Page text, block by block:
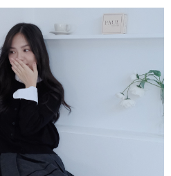
後付」後，將跳轉至「AFTEE先享後付」
後，即可完成結帳。
通知簡訊。
點擊此簡訊中的連結，可透過四大超商／
款，方視為交易完成。
刻繳費，但若您需要取消訂單，請聯絡
之訂單仍視為有效，需透過AFTEE先享
付 」之結帳頁面顯示為準，若有關於
等相關疑問，請聯繫「AFTEE先享後付
support/home
)免運費
)免運費
)免運費
)免運費